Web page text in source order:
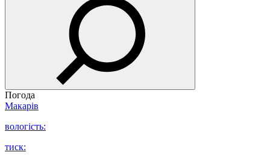
Погода
Макарів
вологість:
тиск: